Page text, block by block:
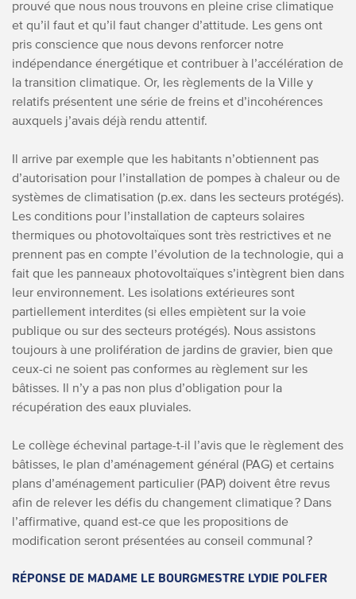
prouvé que nous nous trouvons en pleine crise climatique
et qu’il faut et qu’il faut changer d’attitude. Les gens ont
pris conscience que nous devons renforcer notre
indépendance énergétique et contribuer à l’accélération de
la transition climatique. Or, les règlements de la Ville y
relatifs présentent une série de freins et d’incohérences
auxquels j’avais déjà rendu attentif.
Il arrive par exemple que les habitants n’obtiennent pas
d’autorisation pour l’installation de pompes à chaleur ou de
systèmes de climatisation (p.ex. dans les secteurs protégés).
Les conditions pour l’installation de capteurs solaires
thermiques ou photovoltaïques sont très restrictives et ne
prennent pas en compte l’évolution de la technologie, qui a
fait que les panneaux photovoltaïques s’intègrent bien dans
leur environnement. Les isolations extérieures sont
partiellement interdites (si elles empiètent sur la voie
publique ou sur des secteurs protégés). Nous assistons
toujours à une prolifération de jardins de gravier, bien que
ceux-ci ne soient pas conformes au règlement sur les
bâtisses. Il n’y a pas non plus d’obligation pour la
récupération des eaux pluviales.
Le collège échevinal partage-t-il l’avis que le règlement des
bâtisses, le plan d’aménagement général (PAG) et certains
plans d’aménagement particulier (PAP) doivent être revus
afin de relever les défis du changement climatique ? Dans
l’affirmative, quand est-ce que les propositions de
modification seront présentées au conseil communal ?
RÉPONSE DE MADAME LE BOURGMESTRE LYDIE POLFER